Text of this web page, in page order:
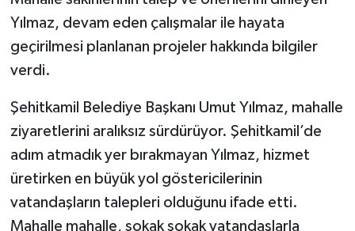
Yılmaz, devam eden çalışmalar ile hayata
geçirilmesi planlanan projeler hakkında bilgiler
verdi.
Şehitkamil Belediye Başkanı Umut Yılmaz, mahalle
ziyaretlerini aralıksız sürdürüyor. Şehitkamil’de
adım atmadık yer bırakmayan Yılmaz, hizmet
üretirken en büyük yol göstericilerinin
vatandaşların talepleri olduğunu ifade etti.
Mahalle mahalle, sokak sokak vatandaşlarla
Teknoloji
Video Haber
Yaşam